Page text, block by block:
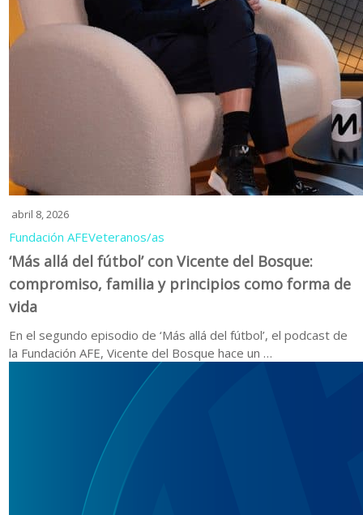
abril 8, 2026
Fundación AFEVeteranos/as
‘Más allá del fútbol’ con Vicente del Bosque:
compromiso, familia y principios como forma de
vida
En el segundo episodio de ‘Más allá del fútbol’, el podcast de
la Fundación AFE, Vicente del Bosque hace un …